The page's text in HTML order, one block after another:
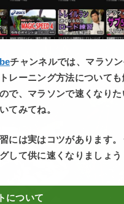
チャンネルでは、マラソ
レーニング方法についても
で、マラソンで速くなりた
てみてね。
には実はコツがあります。
して供に速くなりましょう
について